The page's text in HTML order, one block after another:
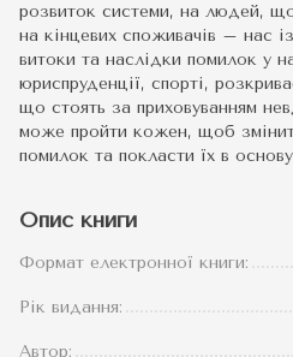
розвиток системи, на людей,
на кінцевих споживачів – нас
витоки та наслідки помилок у
юриспруденції, спорті,
що стоять за приховуванням
може пройти кожен, щоб
помилок та покласти їх в
Опис книги
Формат електронної книги:
Рік видання:
Автор: